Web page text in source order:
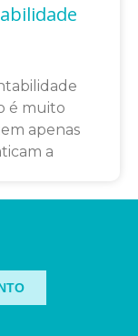
é muito
apenas
a